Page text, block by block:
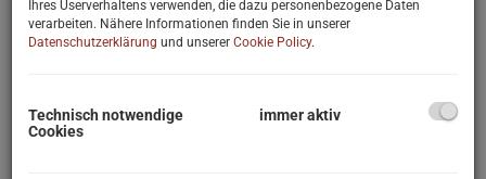
Ihres Userverhaltens verwenden, die dazu personenbezogene Daten
verarbeiten. Nähere Informationen finden Sie in unserer
Datenschutzerklärung und unserer Cookie Policy.
Technisch notwendige
Cookies
immer aktiv